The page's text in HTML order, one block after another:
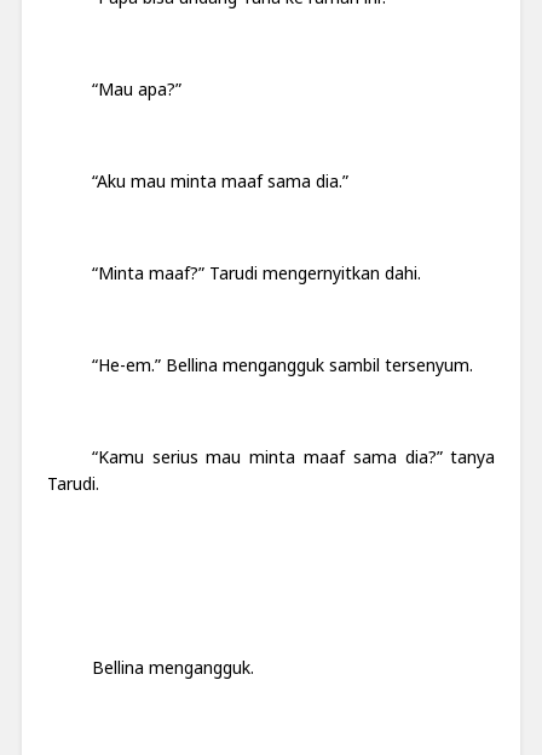
“Mau apa?”
“Aku mau minta maaf sama dia.”
“Minta maaf?” Tarudi mengernyitkan dahi.
“He-em.” Bellina mengangguk sambil tersenyum.
“Kamu serius mau minta maaf sama dia?” tanya
Tarudi.
Bellina mengangguk.